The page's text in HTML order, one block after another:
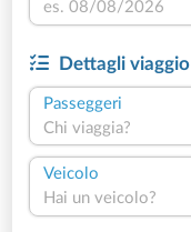
Dettagli viaggio
Passeggeri
Chi viaggia?
Veicolo
Hai un veicolo?